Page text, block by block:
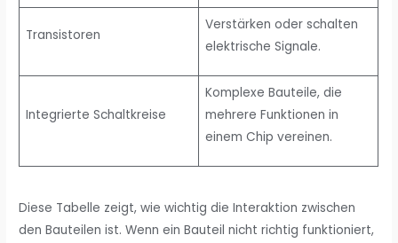
Transistoren
Verstärken oder schalten
elektrische Signale.
Integrierte Schaltkreise
Komplexe Bauteile, die
mehrere Funktionen in
einem Chip vereinen.
Diese Tabelle zeigt, wie wichtig die Interaktion zwischen
den Bauteilen ist. Wenn ein Bauteil nicht richtig funktioniert,